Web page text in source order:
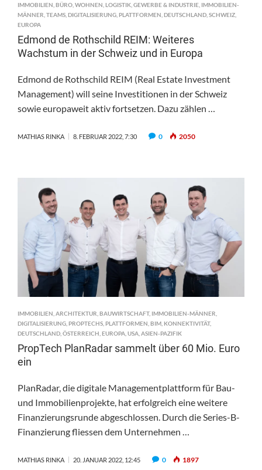
IMMOBILIEN BÜRO WOHNEN LOGISTIK GEWERBE & INDUSTRIE IMMOBILIEN-
MÄNNER TEAMS DIGITALISIERUNG PLATTFORMEN DEUTSCHLAND SCHWEIZ
EUROPA
Edmond de Rothschild REIM: Weiteres
Wachstum in der Schweiz und in Europa
Edmond de Rothschild REIM (Real Estate Investment
Management) will seine Investitionen in der Schweiz
sowie europaweit aktiv fortsetzen. Dazu zählen …
MATHIAS RINKA 8. FEBRUAR 2022, 7:30 0 2050
IMMOBILIEN ARCHITEKTUR BAUWIRTSCHAFT, IMMOBILIEN-MÄNNER
DIGITALISIERUNG PROPTECHS PLATTFORMEN BIM KONNEKTIVITÄT,
DEUTSCHLAND ÖSTERREICH EUROPA USA ASIEN-PAZIFIK
PropTech PlanRadar sammelt über 60 Mio. Euro
ein
PlanRadar, die digitale Managementplattform für Bau-
und Immobilienprojekte, hat erfolgreich eine weitere
Finanzierungsrunde abgeschlossen. Durch die Series-B-
Finanzierung fliessen dem Unternehmen …
MATHIAS RINKA 20. JANUAR 2022, 12:45 0 1897